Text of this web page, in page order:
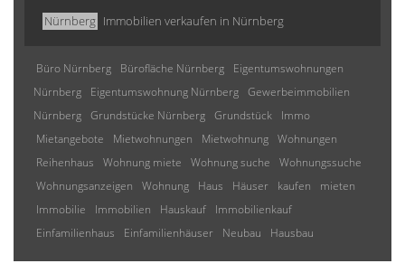
Nürnberg Immobilien verkaufen in Nürnberg
Büro Nürnberg Bürofläche Nürnberg
Eigentumswohnungen
Nürnberg
Eigentumswohnung Nürnberg Gewerbeimmobilien
Nürnberg Grundstücke Nürnberg Grundstück
Immo
Mietangebote
Mietwohnungen Mietwohnung Wohnungen
Reihenhaus
Wohnung miete Wohnung suche
Wohnungssuche
Wohnungsanzeigen
Wohnung Haus Häuser kaufen
mieten
Immobilie
Immobilien Hauskauf
Immobilienkauf
Einfamilienhaus
Einfamilienhäuser Neubau Hausbau